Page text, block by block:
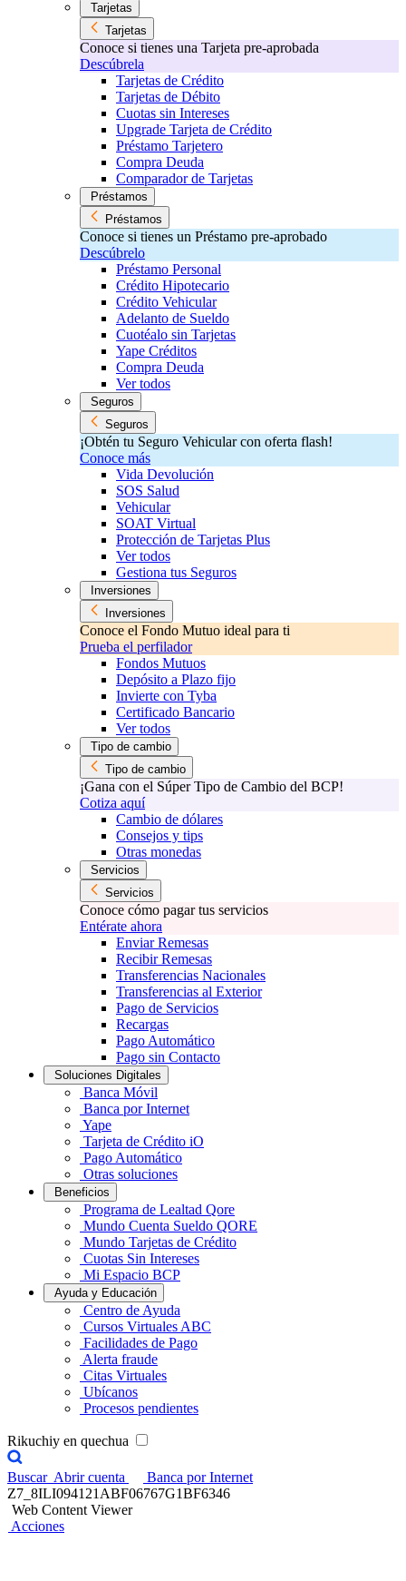
Tarjetas
Tarjetas
Conoce si tienes una Tarjeta pre-aprobada
Descúbrela
Tarjetas de Crédito
Tarjetas de Débito
Cuotas sin Intereses
Upgrade Tarjeta de Crédito
Préstamo Tarjetero
Compra Deuda
Comparador de Tarjetas
Préstamos
Préstamos
Conoce si tienes un Préstamo pre-aprobado
Descúbrelo
Préstamo Personal
Crédito Hipotecario
Crédito Vehicular
Adelanto de Sueldo
Cuotéalo sin Tarjetas
Yape Créditos
Compra Deuda
Ver todos
Seguros
Seguros
¡Obtén tu Seguro Vehicular con oferta flash!
Conoce más
Vida Devolución
SOS Salud
Vehicular
SOAT Virtual
Protección de Tarjetas Plus
Ver todos
Gestiona tus Seguros
Inversiones
Inversiones
Conoce el Fondo Mutuo ideal para ti
Prueba el perfilador
Fondos Mutuos
Depósito a Plazo fijo
Invierte con Tyba
Certificado Bancario
Ver todos
Tipo de cambio
Tipo de cambio
¡Gana con el Súper Tipo de Cambio del BCP!
Cotiza aquí
Cambio de dólares
Consejos y tips
Otras monedas
Servicios
Servicios
Conoce cómo pagar tus servicios
Entérate ahora
Enviar Remesas
Recibir Remesas
Transferencias Nacionales
Transferencias al Exterior
Pago de Servicios
Recargas
Pago Automático
Pago sin Contacto
Soluciones Digitales
Banca Móvil
Banca por Internet
Yape
Tarjeta de Crédito iO
Pago Automático
Otras soluciones
Beneficios
Programa de Lealtad Qore
Mundo Cuenta Sueldo QORE
Mundo Tarjetas de Crédito
Cuotas Sin Intereses
Mi Espacio BCP
Ayuda y Educación
Centro de Ayuda
Cursos Virtuales ABC
Facilidades de Pago
Alerta fraude
Citas Virtuales
Ubícanos
Procesos pendientes
Rikuchiy en quechua
Buscar Abrir cuenta
Banca por Internet
Z7_8ILI094121ABF06767G1BF6346
Web Content Viewer
Acciones